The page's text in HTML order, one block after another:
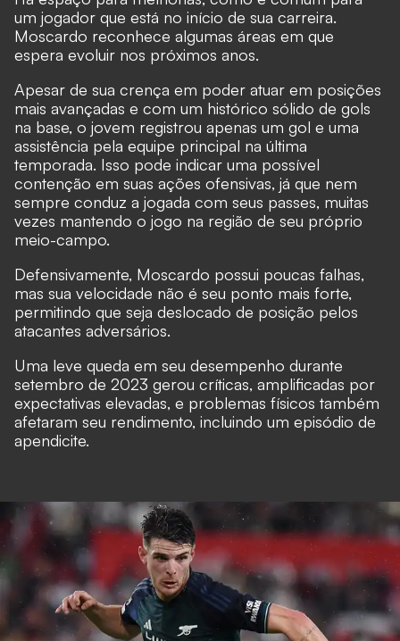
um jogador que está no início de sua carreira.
Moscardo reconhece algumas áreas em que
espera evoluir nos próximos anos.
Apesar de sua crença em poder atuar em posições
mais avançadas e com um histórico sólido de gols
na base, o jovem registrou apenas um gol e uma
assistência pela equipe principal na última
temporada. Isso pode indicar uma possível
contenção em suas ações ofensivas, já que nem
sempre conduz a jogada com seus passes, muitas
vezes mantendo o jogo na região de seu próprio
meio-campo.
Defensivamente, Moscardo possui poucas falhas,
mas sua velocidade não é seu ponto mais forte,
permitindo que seja deslocado de posição pelos
atacantes adversários.
Uma leve queda em seu desempenho durante
setembro de 2023 gerou críticas, amplificadas por
expectativas elevadas, e problemas físicos também
afetaram seu rendimento, incluindo um episódio de
apendicite.